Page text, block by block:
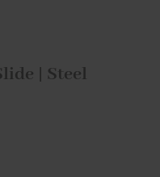
| Steel